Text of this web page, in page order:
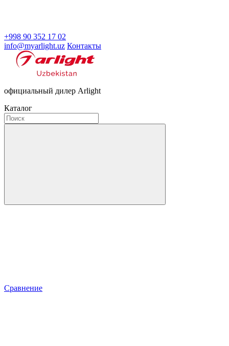
+998 90 352 17 02
info@myarlight.uz Контакты
официальный дилер Arlight
Каталог
Сравнение